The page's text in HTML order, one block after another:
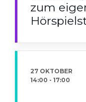
zum
27 OKTOBER
14:00 - 17:00